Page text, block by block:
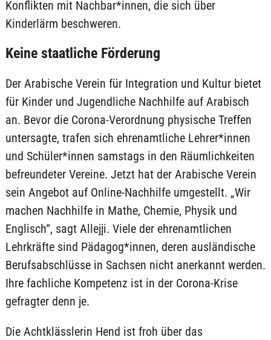
Konflikten mit Nachbar*innen, die sich über
Kinderlärm beschweren.
Keine staatliche Förderung
Der Arabische Verein für Integration und Kultur bietet
für Kinder und Jugendliche Nachhilfe auf Arabisch
an. Bevor die Corona-Verordnung physische Treffen
untersagte, trafen sich ehrenamtliche Lehrer*innen
und Schüler*innen samstags in den Räumlichkeiten
befreundeter Vereine. Jetzt hat der Arabische Verein
sein Angebot auf Online-Nachhilfe umgestellt. „Wir
machen Nachhilfe in Mathe, Chemie, Physik und
Englisch“, sagt Allejji. Viele der ehrenamtlichen
Lehrkräfte sind Pädagog*innen, deren ausländische
Berufsabschlüsse in Sachsen nicht anerkannt werden.
Ihre fachliche Kompetenz ist in der Corona-Krise
gefragter denn je.
Die Achtklässlerin Hend ist froh über das